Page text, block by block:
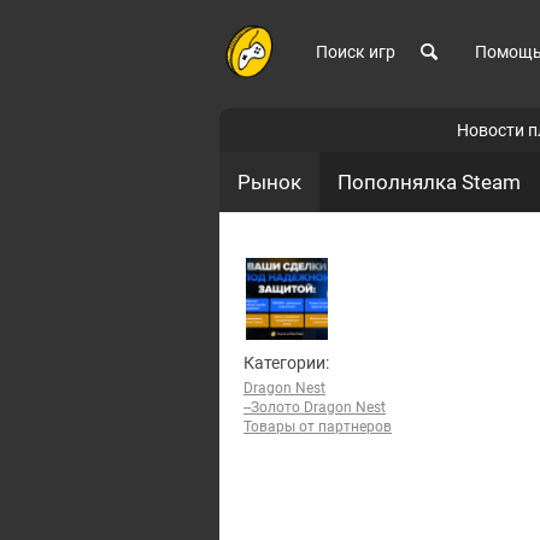
Поиск игр Помощь
Новости
Рынок Пополнялка Steam
Категории:
Dragon Nest
--Золото Dragon Nest
Товары от партнеров